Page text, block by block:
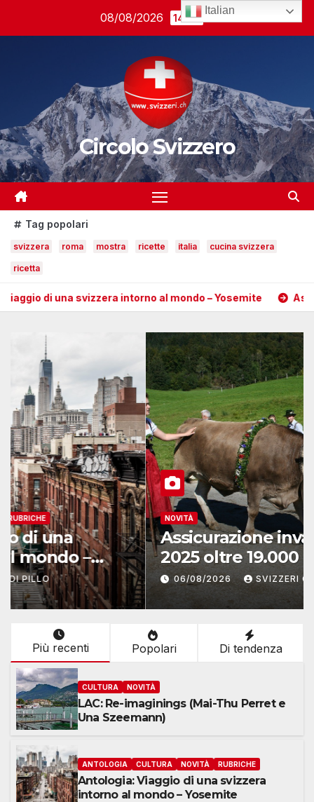
08/08/2026 14:02
Circolo Svizzero
Tag popolari
svizzera roma mostra ricette italia cucina svizzera
ricetta
una svizzera intorno al mondo – Yosemite
NOVITÀ
Assicurazione invalidità, nel
2025 oltre 19.000 persone
reinserite nel mercato del
lavoro
06/08/2026 SVIZZERI CH
Più recenti Popolari Di tendenza
CULTURA NOVITÀ
LAC: Re-imaginings (Mai-Thu Perret e
Una Szeemann)
ANTOLOGIA CULTURA NOVITÀ RUBRICHE
Antologia: Viaggio di una svizzera
intorno al mondo – Yosemite
Italian